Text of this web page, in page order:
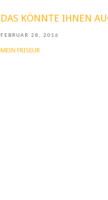
DAS KÖNNTE IHNEN
FEBRUAR 28, 2016
MEIN FRISEUR